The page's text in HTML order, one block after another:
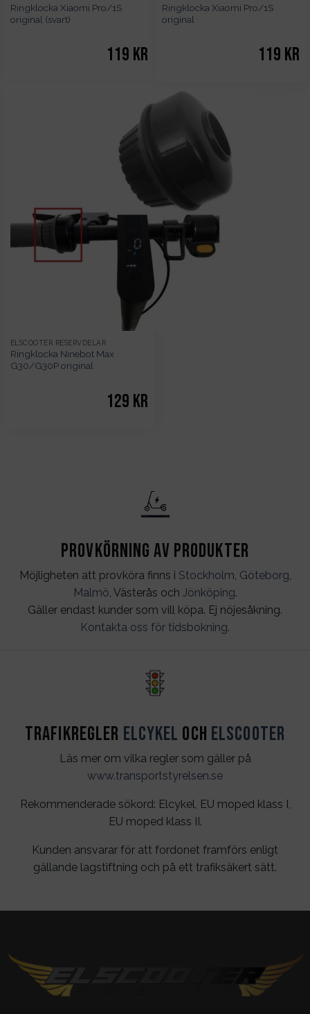
Ringklocka Xiaomi Pro/1S
original (svart)
119 kr
Ringklocka Xiaomi Pro/1S
original
119 kr
ELSCOOTER RESERVDELAR
Ringklocka Ninebot Max
G30/G30P original
129 kr
Provkörning av produkter
Möjligheten att provköra finns i Stockholm, Göteborg,
Malmö, Västerås och Jönköping.
Gäller endast kunder som vill köpa. Ej nöjesåkning.
Kontakta oss för tidsbokning.
Trafikregler Elcykel och Elscooter
Läs mer om vilka regler som gäller på
www.transportstyrelsen.se
Rekommenderade sökord: Elcykel, EU moped klass I,
EU moped klass II.
Kunden ansvarar för att fordonet framförs enligt
gällande lagstiftning och på ett trafiksäkert sätt.